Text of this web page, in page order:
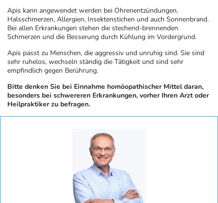
Apis kann angewendet werden bei Ohrenentzündungen,
Halsschmerzen, Allergien, Insektenstichen und auch Sonnenbrand.
Bei allen Erkrankungen stehen die stechend-brennenden
Schmerzen und die Besserung durch Kühlung im Vordergrund.
Apis passt zu Menschen, die aggressiv und unruhig sind. Sie sind
sehr ruhelos, wechseln ständig die Tätigkeit und sind sehr
empfindlich gegen Berührung.
Bitte denken Sie bei Einnahme homöopathischer Mittel daran,
besonders bei schwereren Erkrankungen, vorher Ihren Arzt oder
Heilpraktiker zu befragen.